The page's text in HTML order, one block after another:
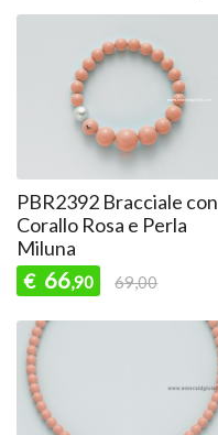
PBR2392 Bracciale con
Corallo Rosa e Perla
Miluna
€ 66,90 69,00